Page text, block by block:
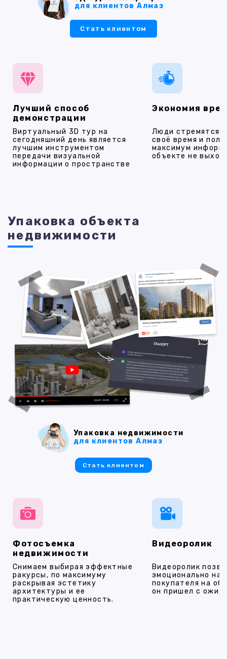
для клиентов Алмаз
Стать клиентом
Лучший способ
демонстрации
Виртуальный 3D тур на
сегодняшний день является
лучшим инструментом
передачи визуальной
информации о пространстве
Экономия
Люди стремятся
своё время и
максимум
объекте не
Упаковка объекта
недвижимости
Фотосъемка
недвижимости
Снимаем выбирая эффектные
ракурсы, по максимуму
раскрывая эстетику
архитектуры и ее
практическую ценность.
Видеоролик
Видеоролик
эмоционально
покупателя на
он пришел с
Упаковка недвижимости
для клиентов Алмаз
Стать клиентом